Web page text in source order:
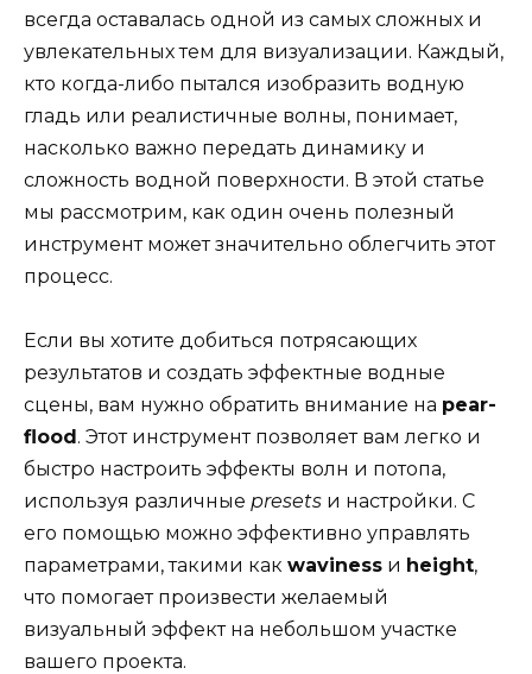
всегда оставалась одной из самых сложных и
увлекательных тем для визуализации. Каждый,
кто когда-либо пытался изобразить водную
гладь или реалистичные волны, понимает,
насколько важно передать динамику и
сложность водной поверхности. В этой статье
мы рассмотрим, как один очень полезный
инструмент может значительно облегчить этот
процесс.
Если вы хотите добиться потрясающих
результатов и создать эффектные водные
сцены, вам нужно обратить внимание на pear-
flood. Этот инструмент позволяет вам легко и
быстро настроить эффекты волн и потопа,
используя различные presets и настройки. С
его помощью можно эффективно управлять
параметрами, такими как waviness и height,
что помогает произвести желаемый
визуальный эффект на небольшом участке
вашего проекта.